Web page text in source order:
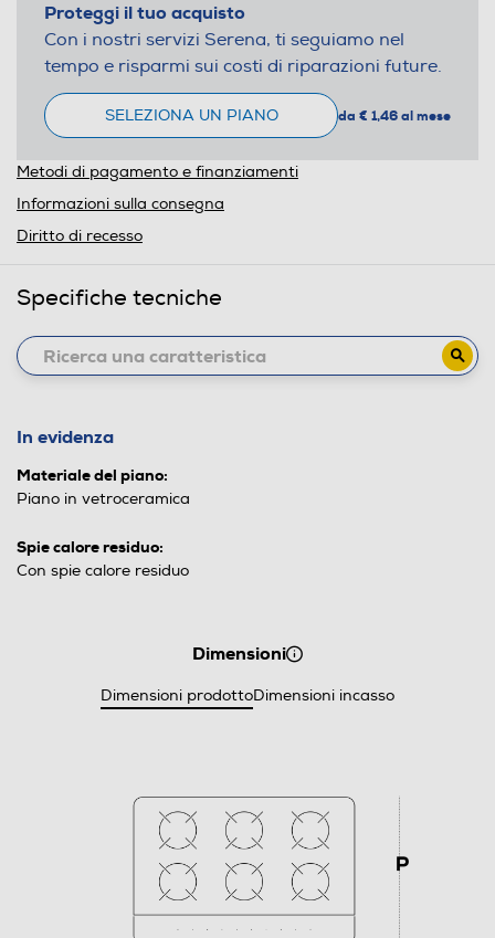
Proteggi il tuo acquisto
Con i nostri servizi Serena, ti seguiamo nel
tempo e risparmi sui costi di riparazioni future.
SELEZIONA UN PIANO da € 1,46 al mese
Metodi di pagamento e finanziamenti
Informazioni sulla consegna
Diritto di recesso
Specifiche tecniche
In evidenza
Materiale del piano:
Piano in vetroceramica
Spie calore residuo:
Con spie calore residuo
Dimensioni
Dimensioni prodottoDimensioni incasso